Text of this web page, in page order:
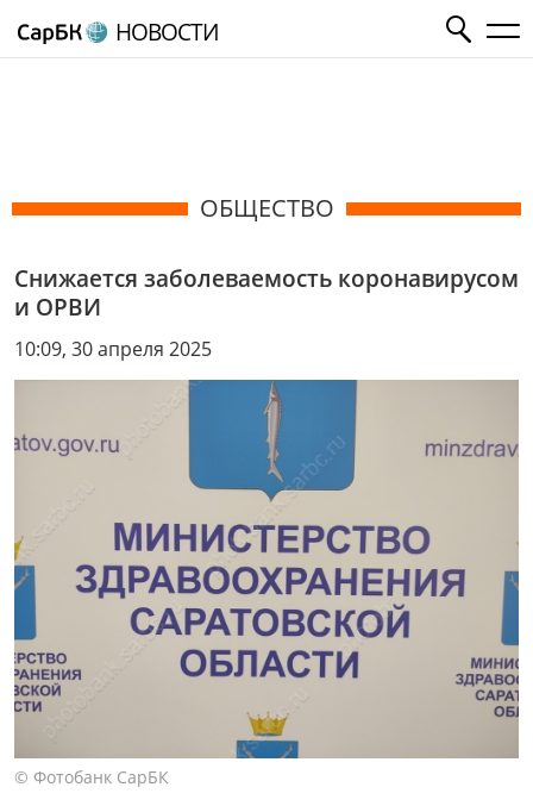
НОВОСТИ
ОБЩЕСТВО
Снижается заболеваемость коронавирусом
и ОРВИ
10:09, 30 апреля 2025
© Фотобанк СарБК